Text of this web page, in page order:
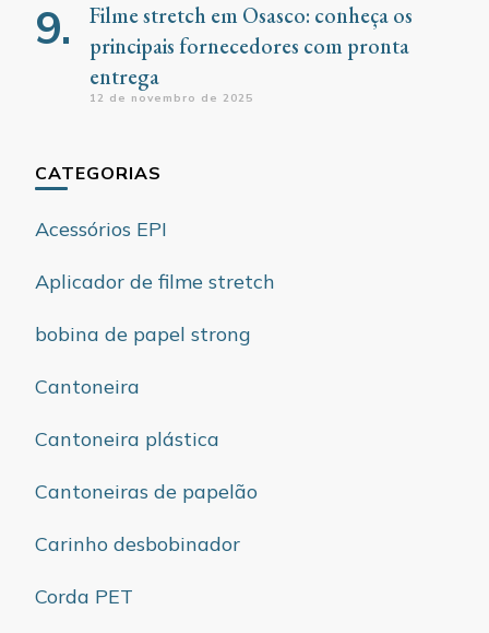
Filme stretch em Osasco: conheça os
principais fornecedores com pronta
entrega
12 de novembro de 2025
CATEGORIAS
Acessórios EPI
Aplicador de filme stretch
bobina de papel strong
Cantoneira
Cantoneira plástica
Cantoneiras de papelão
Carinho desbobinador
Corda PET